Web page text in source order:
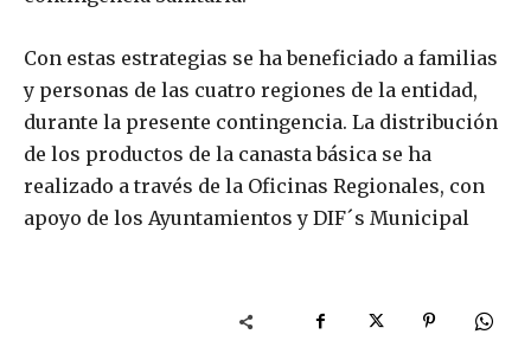
Con estas estrategias se ha beneficiado a familias
y personas de las cuatro regiones de la entidad,
durante la presente contingencia. La distribución
de los productos de la canasta básica se ha
realizado a través de la Oficinas Regionales, con
apoyo de los Ayuntamientos y DIF´s Municipal